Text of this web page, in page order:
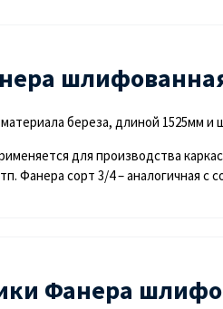
береза, длиной 1525мм и
для производства
Фанера сорт 3/4 – аналогичная
Фанера